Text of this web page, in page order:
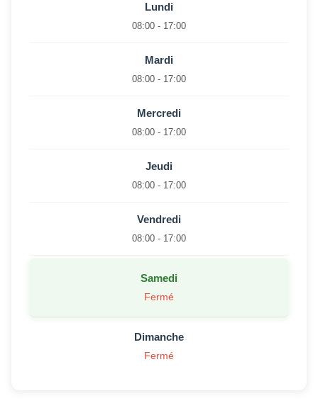
Lundi
08:00 - 17:00
Mardi
08:00 - 17:00
Mercredi
08:00 - 17:00
Jeudi
08:00 - 17:00
Vendredi
08:00 - 17:00
Samedi
Fermé
Dimanche
Fermé